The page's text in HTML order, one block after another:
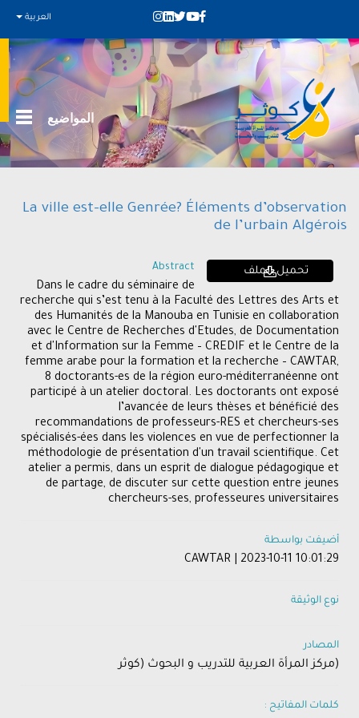
العربية
المواضيع
La ville est-elle Genrée? Éléments d’observation
de l’urbain Algérois
تحميل الملف Abstract
Dans le cadre du séminaire de
recherche qui s’est tenu à la Faculté des Lettres des Arts et
des Humanités de la Manouba en Tunisie en collaboration
avec le Centre de Recherches d'Etudes, de Documentation
et d'Information sur la Femme – CREDIF et le Centre de la
femme arabe pour la formation et la recherche – CAWTAR,
8 doctorants-es de la région euro-méditerranéenne ont
participé à un atelier doctoral. Les doctorants ont exposé
l’avancée de leurs thèses et bénéficié des
recommandations de professeurs-RES et chercheurs-ses
spécialisés-ées dans les violences en vue de perfectionner la
méthodologie de présentation d'un travail scientifique. Cet
atelier a permis, dans un esprit de dialogue pédagogique et
de partage, de discuter sur cette question entre jeunes
chercheurs-ses, professeures universitaires
أضيفت بواسطة
CAWTAR | 2023-10-11 10:01:29
نوع الوثيقة
المصادر
(مركز المرأة العربية للتدريب و البحوث (كوثر
كلمات المفاتيح :